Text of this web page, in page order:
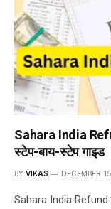
Sahara India
स्टेप-बाय-स्टेप गाइड
BY VIKAS DECEMBER
Sahara India Refund